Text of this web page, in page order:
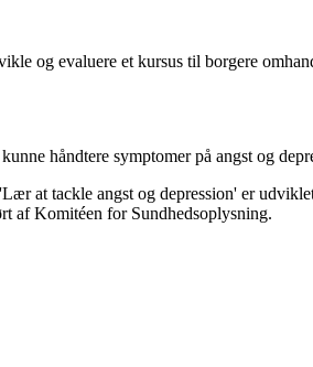
og evaluere et kursus til borgere
håndtere symptomer på angst og
at tackle angst og depression' er
af Komitéen for Sundhedsoplysning.